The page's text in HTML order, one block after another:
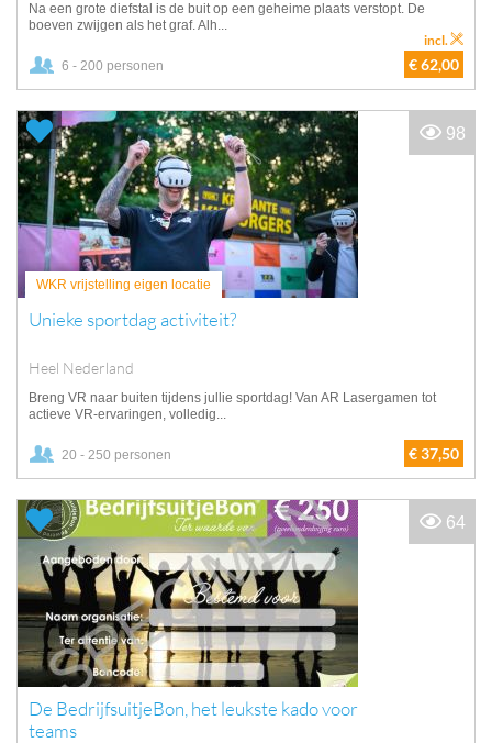
Na een grote diefstal is de buit op een geheime plaats verstopt. De
boeven zwijgen als het graf. Alh...
6 - 200 personen € 62,00
incl.
WKR vrijstelling eigen locatie
Unieke sportdag activiteit?
Heel Nederland
Breng VR naar buiten tijdens jullie sportdag! Van AR Lasergamen tot
actieve VR-ervaringen, volledig...
20 - 250 personen € 37,50
98
De BedrijfsuitjeBon, het leukste kado voor
teams
64